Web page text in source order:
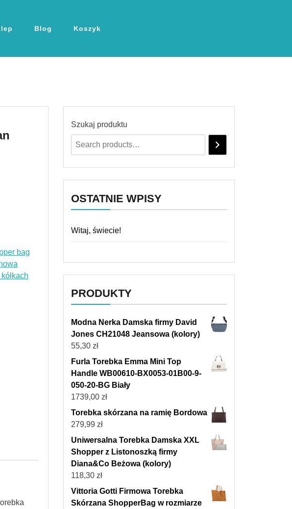
Blog Koszyk
bag
Szukaj produktu
OSTATNIE WPISY
Witaj, świecie!
PRODUKTY
Modna Nerka Damska firmy David
Jones CH21048 Jeansowa (kolory)
55,30 zł
Furla Torebka Emma Mini Top
Handle WB00610-BX0053-01B00-9-
050-20-BG Biały
1739,00 zł
Torebka skórzana na ramię Bordowa
279,99 zł
Uniwersalna Torebka Damska XXL
Shopper z Listonoszką firmy
Diana&Co Beżowa (kolory)
118,30 zł
Vittoria Gotti Firmowa Torebka
Skórzana ShopperBag w rozmiarze